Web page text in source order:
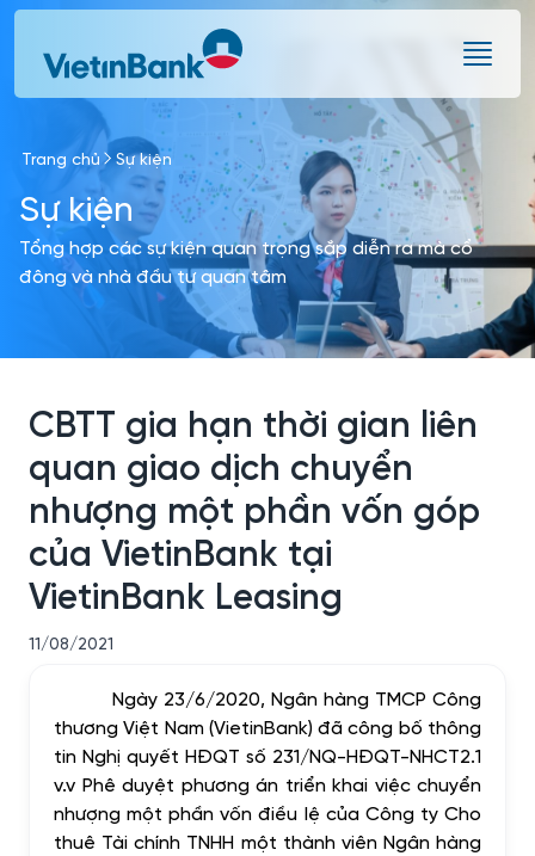
Skip to Main Content
Trang chủ Sự kiện
Sự kiện
Tổng hợp các sự kiện quan trọng sắp diễn ra mà cổ
đông và nhà đầu tư quan tâm
CBTT gia hạn thời gian liên
quan giao dịch chuyển
nhượng một phần vốn góp
của VietinBank tại
VietinBank Leasing
11/08/2021
Ngày 23/6/2020, Ngân hàng TMCP Công
thương Việt Nam (VietinBank) đã công bố thông
tin Nghị quyết HĐQT số 231/NQ-HĐQT-NHCT2.1
v.v Phê duyệt phương án triển khai việc chuyển
nhượng một phần vốn điều lệ của Công ty Cho
thuê Tài chính TNHH một thành viên Ngân hàng